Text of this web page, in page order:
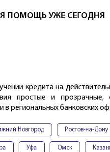
ПОМОЩЬ УЖЕ СЕГОДНЯ
кредита на
простые и прозрачные,
в региональных банковских
Новгород Ростов-на-Дону
Уфа Омск